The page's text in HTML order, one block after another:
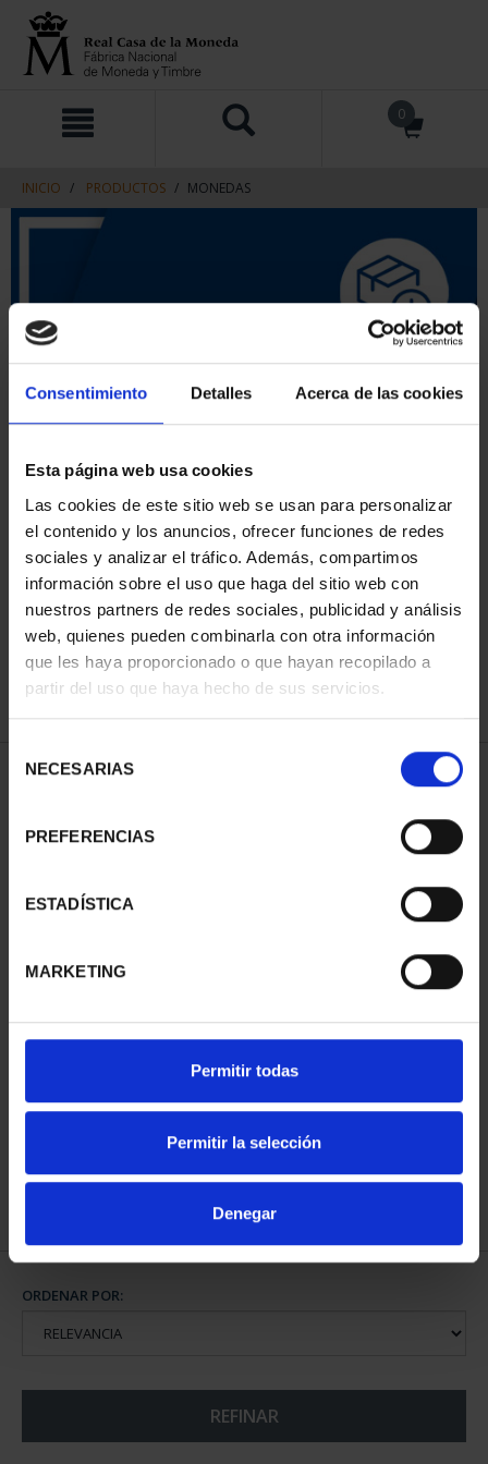
Consentimiento Detalles Acerca de las cookies
Esta página web usa cookies
Las cookies de este sitio web se usan para personalizar
el contenido y los anuncios, ofrecer funciones de redes
sociales y analizar el tráfico. Además, compartimos
información sobre el uso que haga del sitio web con
nuestros partners de redes sociales, publicidad y análisis
web, quienes pueden combinarla con otra información
que les haya proporcionado o que hayan recopilado a
partir del uso que haya hecho de sus servicios.
NECESARIAS
PREFERENCIAS
ESTADÍSTICA
MARKETING
Permitir todas
Permitir la selección
Denegar
contenido
navegacin
0
INICIO PRODUCTOS MONEDAS
ORDENAR POR:
REFINAR
1 Productos encontrados
CIUDADES PATRIMONIO
73,00 €
ORDENAR POR:
REFINAR